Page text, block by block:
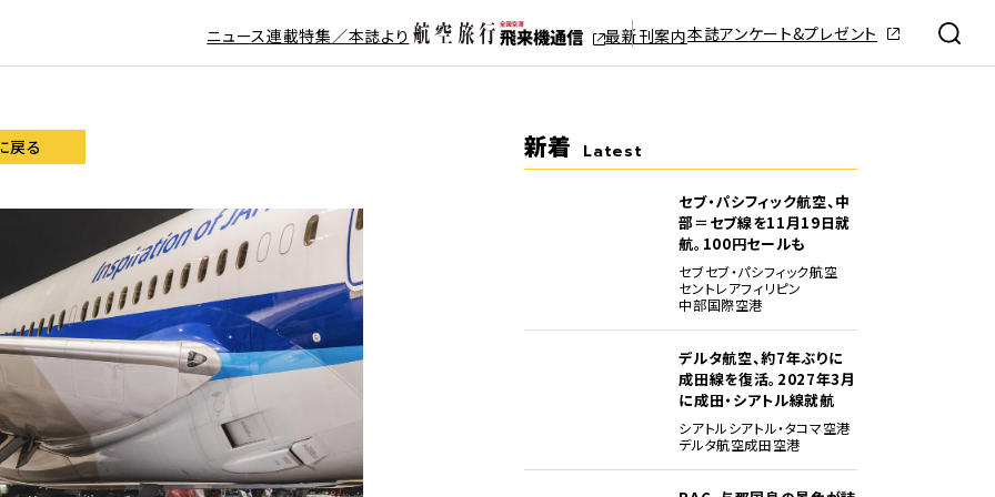
ニュース連載特集／本誌より 最新刊案内本誌アンケート&プレゼント
戻る 新着 Latest
セブ・パシフィック航空、中
部＝セブ線を11月19日就
航。100円セールも
セブセブ・パシフィック航空
セントレアフィリピン
中部国際空港
デルタ航空、約7年ぶりに
成田線を復活。2027年3月
に成田・シアトル線就航
シアトルシアトル・タコマ空港
デルタ航空成田空港